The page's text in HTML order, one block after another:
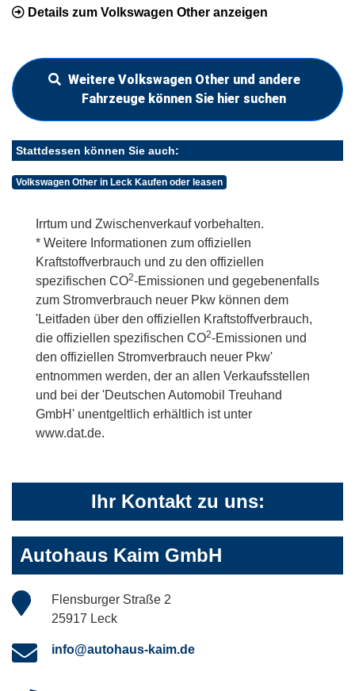
Details zum Volkswagen Other anzeigen
Weitere Volkswagen Other und andere
Fahrzeuge können Sie hier suchen
Stattdessen können Sie auch:
Volkswagen Other in Leck Kaufen oder leasen
Irrtum und Zwischenverkauf vorbehalten.
* Weitere Informationen zum offiziellen
Kraftstoffverbrauch und zu den offiziellen
spezifischen CO2-Emissionen und gegebenenfalls
zum Stromverbrauch neuer Pkw können dem
'Leitfaden über den offiziellen Kraftstoffverbrauch,
die offiziellen spezifischen CO2-Emissionen und
den offiziellen Stromverbrauch neuer Pkw'
entnommen werden, der an allen Verkaufsstellen
und bei der 'Deutschen Automobil Treuhand
GmbH' unentgeltlich erhältlich ist unter
www.dat.de.
Ihr Kontakt zu uns:
Autohaus Kaim GmbH
Flensburger Straße 2
25917 Leck
info@autohaus-kaim.de